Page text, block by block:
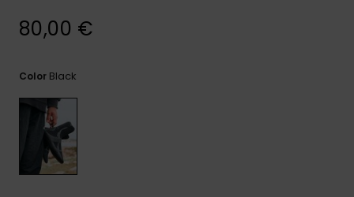
80,00 €
Color Black